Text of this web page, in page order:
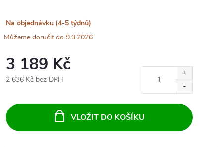
Na objednávku (4-5 týdnů)
9.9.2026
3 189 Kč
2 636 Kč bez DPH
cena:
VLOŽIT DO KOŠÍKU